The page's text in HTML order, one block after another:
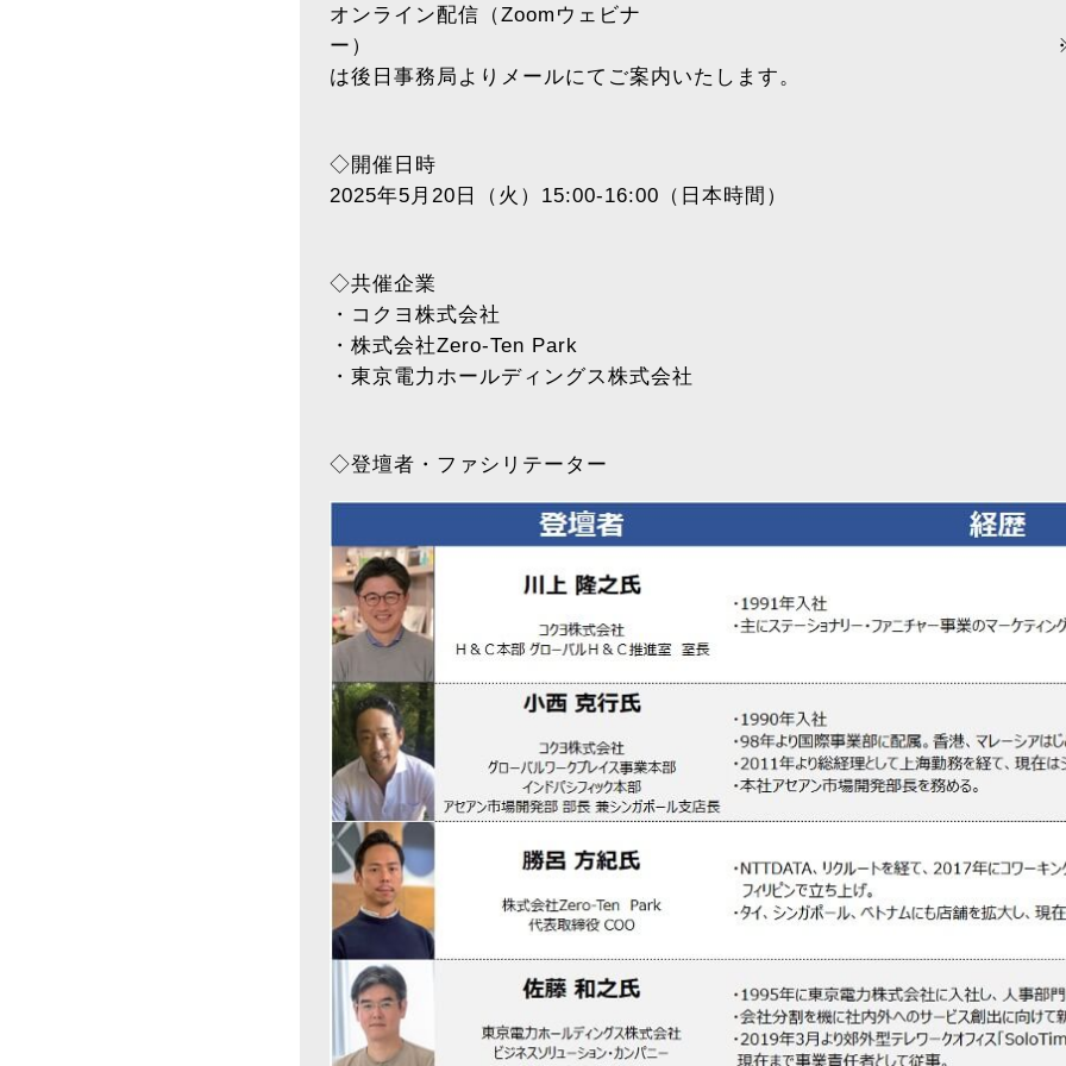
オンライン配信（Zoomウェビナ
ー） ※当日の
は後日事務局よりメールにてご案内いたします。
◇開催日時
2025年5月20日（火）15:00-16:00（日本時間）
◇共催企業
・コクヨ株式会社
・株式会社Zero-Ten Park
・東京電力ホールディングス株式会社
◇登壇者・ファシリテーター